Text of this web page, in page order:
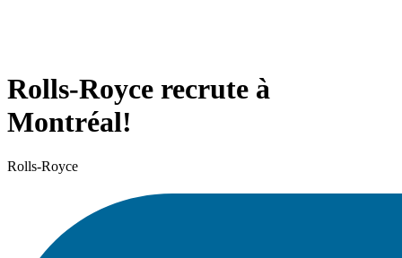
Rolls-Royce recrute à
Montréal!
Rolls-Royce